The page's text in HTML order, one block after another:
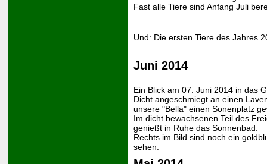
Fast alle Tiere sind Anfang Juli
Und: Die ersten Tiere des Jahres
Juni 2014
Ein Blick am 07. Juni 2014 in das
Dicht angeschmiegt an einen
unsere "Bella" einen Sonenplatz
Im dicht bewachsenen Teil des
genießt in Ruhe das Sonnenbad.
Rechts im Bild sind noch ein
sehen.